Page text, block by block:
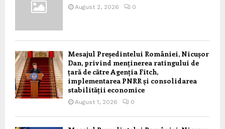
August 2, 2026 0
Mesajul Președintelui României, Nicușor
Dan, privind menținerea ratingului de
țară de către Agenția Fitch,
implementarea PNRR și consolidarea
stabilității economice
August 1, 2026 0